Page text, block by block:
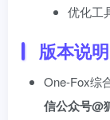
优化工
版本说明
One-Fox综
信公众号@